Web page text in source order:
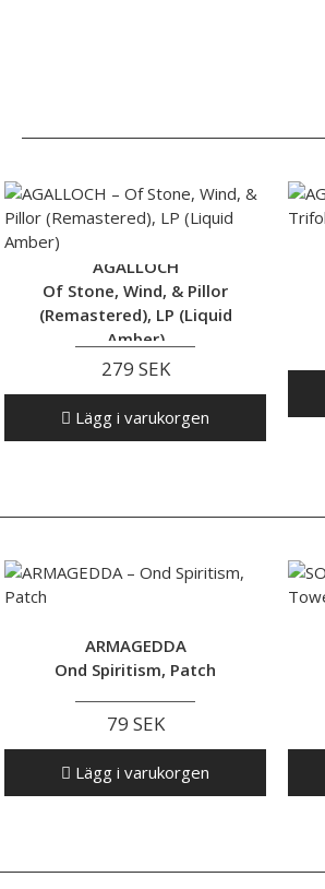
AGALLOCH
Of Stone, Wind, & Pillor
(Remastered), LP (Liquid
Amber)
279 SEK
Lägg i varukorgen
ARMAGEDDA
Ond Spiritism, Patch
79 SEK
Lägg i varukorgen